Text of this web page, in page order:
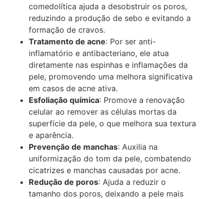
comedolítica ajuda a desobstruir os poros,
reduzindo a produção de sebo e evitando a
formação de cravos.
Tratamento de acne: Por ser anti-
inflamatório e antibacteriano, ele atua
diretamente nas espinhas e inflamações da
pele, promovendo uma melhora significativa
em casos de acne ativa.
Esfoliação química: Promove a renovação
celular ao remover as células mortas da
superfície da pele, o que melhora sua textura
e aparência.
Prevenção de manchas: Auxilia na
uniformização do tom da pele, combatendo
cicatrizes e manchas causadas por acne.
Redução de poros: Ajuda a reduzir o
tamanho dos poros, deixando a pele mais